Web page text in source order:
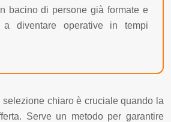
bacino di persone già formate e
a diventare operative in tempi
chiaro è cruciale quando la
Serve un metodo per garantire